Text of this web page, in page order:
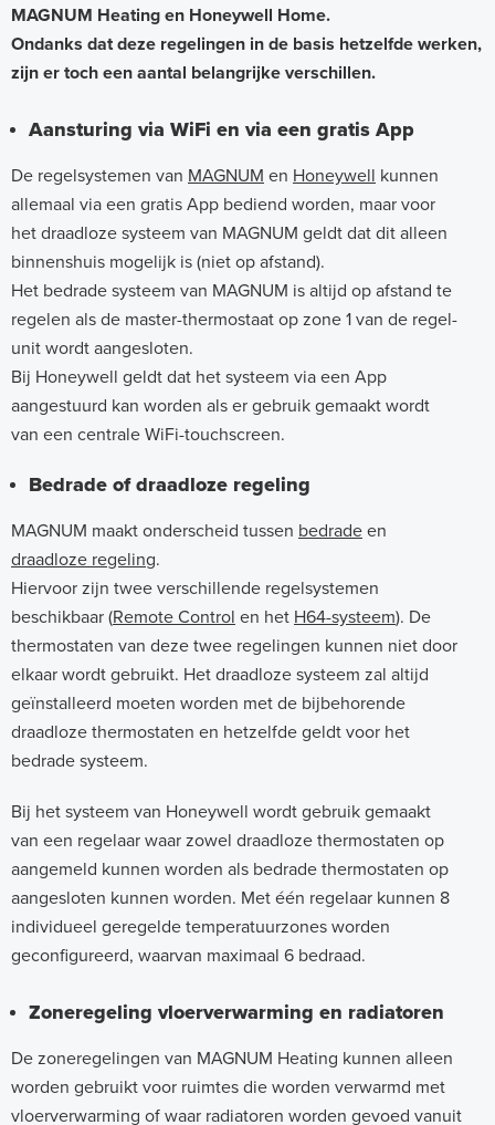
MAGNUM Heating en Honeywell Home.
Ondanks dat deze regelingen in de basis hetzelfde werken,
zijn er toch een aantal belangrijke verschillen.
Aansturing via WiFi en via een gratis App
De regelsystemen van MAGNUM en Honeywell kunnen
allemaal via een gratis App bediend worden, maar voor
het draadloze systeem van MAGNUM geldt dat dit alleen
binnenshuis mogelijk is (niet op afstand).
Het bedrade systeem van MAGNUM is altijd op afstand te
regelen als de master-thermostaat op zone 1 van de regel-
unit wordt aangesloten.
Bij Honeywell geldt dat het systeem via een App
aangestuurd kan worden als er gebruik gemaakt wordt
van een centrale WiFi-touchscreen.
Bedrade of draadloze regeling
MAGNUM maakt onderscheid tussen bedrade en
draadloze regeling.
Hiervoor zijn twee verschillende regelsystemen
beschikbaar (Remote Control en het H64-systeem). De
thermostaten van deze twee regelingen kunnen niet door
elkaar wordt gebruikt. Het draadloze systeem zal altijd
geïnstalleerd moeten worden met de bijbehorende
draadloze thermostaten en hetzelfde geldt voor het
bedrade systeem.
Bij het systeem van Honeywell wordt gebruik gemaakt
van een regelaar waar zowel draadloze thermostaten op
aangemeld kunnen worden als bedrade thermostaten op
aangesloten kunnen worden. Met één regelaar kunnen 8
individueel geregelde temperatuurzones worden
geconfigureerd, waarvan maximaal 6 bedraad.
Zoneregeling vloerverwarming en radiatoren
De zoneregelingen van MAGNUM Heating kunnen alleen
worden gebruikt voor ruimtes die worden verwarmd met
vloerverwarming of waar radiatoren worden gevoed vanuit